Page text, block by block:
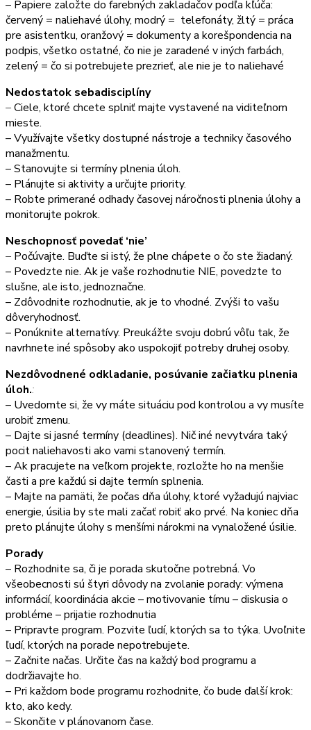
– Papiere založte do farebných zakladačov podľa kľúča:
červený = naliehavé úlohy, modrý = telefonáty, žltý = práca
pre asistentku, oranžový = dokumenty a korešpondencia na
podpis, všetko ostatné, čo nie je zaradené v iných farbách,
zelený = čo si potrebujete prezrieť, ale nie je to naliehavé
Nedostatok sebadisciplíny
–Ciele, ktoré chcete splniť majte vystavené na viditeľnom
mieste.
– Využívajte všetky dostupné nástroje a techniky časového
manažmentu.
– Stanovujte si termíny plnenia úloh.
– Plánujte si aktivity a určujte priority.
– Robte primerané odhady časovej náročnosti plnenia úlohy a
monitorujte pokrok.
Neschopnosť povedať ‘nie’
– Počúvajte. Buďte si istý, že plne chápete o čo ste žiadaný.
– Povedzte nie. Ak je vaše rozhodnutie NIE, povedzte to
slušne, ale isto, jednoznačne.
– Zdôvodnite rozhodnutie, ak je to vhodné. Zvýši to vašu
dôveryhodnosť.
– Ponúknite alternatívy. Preukážte svoju dobrú vôľu tak, že
navrhnete iné spôsoby ako uspokojiť potreby druhej osoby.
Nezdôvodnené odkladanie, posúvanie začiatku plnenia
úloh.:
– Uvedomte si, že vy máte situáciu pod kontrolou a vy musíte
urobiť zmenu.
– Dajte si jasné termíny (deadlines). Nič iné nevytvára taký
pocit naliehavosti ako vami stanovený termín.
– Ak pracujete na veľkom projekte, rozložte ho na menšie
časti a pre každú si dajte termín splnenia.
– Majte na pamäti, že počas dňa úlohy, ktoré vyžadujú najviac
energie, úsilia by ste mali začať robiť ako prvé. Na koniec dňa
preto plánujte úlohy s menšími nárokmi na vynaložené úsilie.
Porady
– Rozhodnite sa, či je porada skutočne potrebná. Vo
všeobecnosti sú štyri dôvody na zvolanie porady: výmena
informácií, koordinácia akcie – motivovanie tímu – diskusia o
probléme – prijatie rozhodnutia
– Pripravte program. Pozvite ľudí, ktorých sa to týka. Uvoľnite
ľudí, ktorých na porade nepotrebujete.
– Začnite načas. Určite čas na každý bod programu a
dodržiavajte ho.
– Pri každom bode programu rozhodnite, čo bude ďalší krok:
kto, ako kedy.
– Skončite v plánovanom čase.